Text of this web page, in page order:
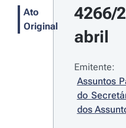
Ato
Original
4266/
abril
Emitente:
Assuntos
do
dos